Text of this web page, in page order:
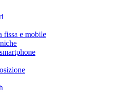
fissa e mobile